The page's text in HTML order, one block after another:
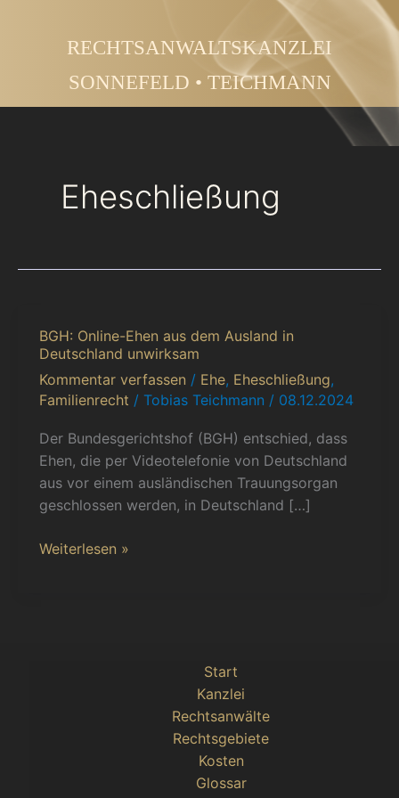
RECHTSANWALTSKANZLEI
SONNEFELD • TEICHMANN
Eheschließung
BGH: Online-Ehen aus dem Ausland in
Deutschland unwirksam
Kommentar verfassen / Ehe, Eheschließung,
Familienrecht / Tobias Teichmann / 08.12.2024
Der Bundesgerichtshof (BGH) entschied, dass
Ehen, die per Videotelefonie von Deutschland
aus vor einem ausländischen Trauungsorgan
geschlossen werden, in Deutschland […]
BGH:
Online-
Ehen
aus
Ausland
in
Deutschland
unwirksam
Weiterlesen »
Start
Kanzlei
Rechtsanwälte
Rechtsgebiete
Kosten
Glossar